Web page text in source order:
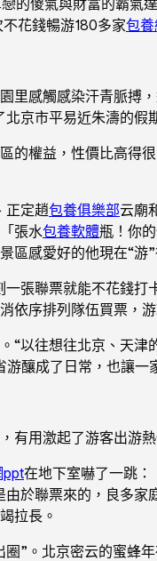
花錢暢游180多家包養
里感觸感染汗青脈搏
京市平易近朱濤的假
的權益，性價比高得
正定趙包養俱樂部云廟
張水包養軟體瓶！你
區感愛好的他現在“游”
一張聯票就能不花錢打
依序排列隊伍買票，
“以往想往北京、天
釀成了日常，也讓一
有用激起了游客出游
ppt在地下室嚇了一跳
於聯票來的，良多家
拉長。
”。北京密云的蜜蜂